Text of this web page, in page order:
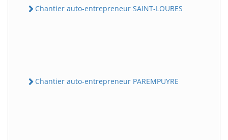
Chantier auto-entrepreneur SAINT-LOUBES
Chantier auto-entrepreneur PAREMPUYRE